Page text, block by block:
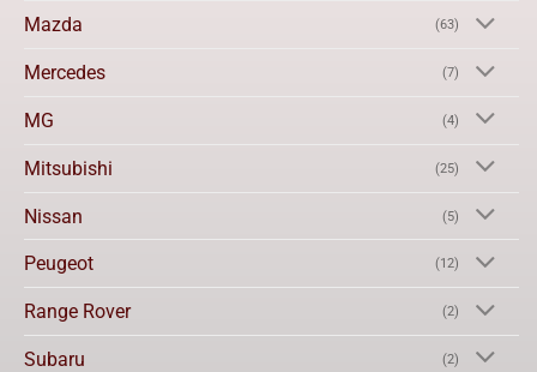
Mazda (63)
Mercedes (7)
MG (4)
Mitsubishi (25)
Nissan (5)
Peugeot (12)
Range Rover (2)
Subaru (2)